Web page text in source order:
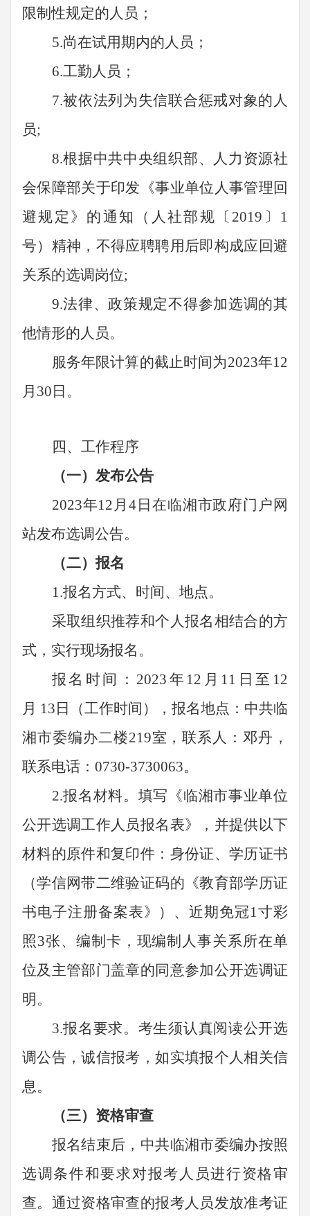
限制性规定的人员；
5.尚在试用期内的人员；
6.工勤人员；
7.被依法列为失信联合惩戒对象的人
员;
8.根据中共中央组织部、人力资源社
会保障部关于印发《事业单位人事管理回
避规定》的通知（人社部规〔2019〕1
号）精神，不得应聘聘用后即构成应回避
关系的选调岗位;
9.法律、政策规定不得参加选调的其
他情形的人员。
服务年限计算的截止时间为2023年12
月 30 日。
四、工作程序
（一）发布公告
2023年12 月4 日在临湘市政府门户网
站发布选调公告。
（二）报名
1.报名方式、时间、地点。
采取组织推荐和个人报名相结合的方
式，实行现场报名。
报名时间： 2023年 12 月 11 日至 12
月 13 日（工作时间），报名地点： 中共临
湘市委编办二楼219室，联系人：邓丹 ，
联系电话： 0730-3730063。
2.报名材料。填写《临湘市事业单位
公开选调工作人员报名表》，并提供以下
材料的原件和复印件：身份证、学历证书
（学信网带二维验证码的《教育部学历证
书电子注册备案表》）、近期免冠1寸彩
照3张、编制卡，现编制人事关系所在单
位及主管部门盖章的同意参加公开选调证
明。
3.报名要求。考生须认真阅读公开选
调公告，诚信报考，如实填报个人相关信
息。
（三）资格审查
报名结束后， 中共临湘市委编办按照
选调条件和要求对报考人员进行资格审
查。通过资格审查的报考人员发放准考证